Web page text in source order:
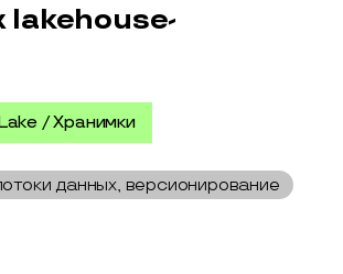
lakehouse-
/ Хранимки
данных, версионирование